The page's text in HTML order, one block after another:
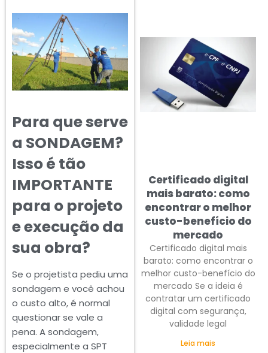
Para que serve
a SONDAGEM?
Isso é tão
IMPORTANTE
para o projeto
e execução da
sua obra?
Se o projetista pediu uma
sondagem e você achou
o custo alto, é normal
questionar se vale a
pena. A sondagem,
especialmente a SPT
Certificado digital
mais barato: como
encontrar o melhor
custo-benefício do
mercado
Certificado digital mais
barato: como encontrar o
melhor custo-benefício do
mercado Se a ideia é
contratar um certificado
digital com segurança,
validade legal
Leia mais